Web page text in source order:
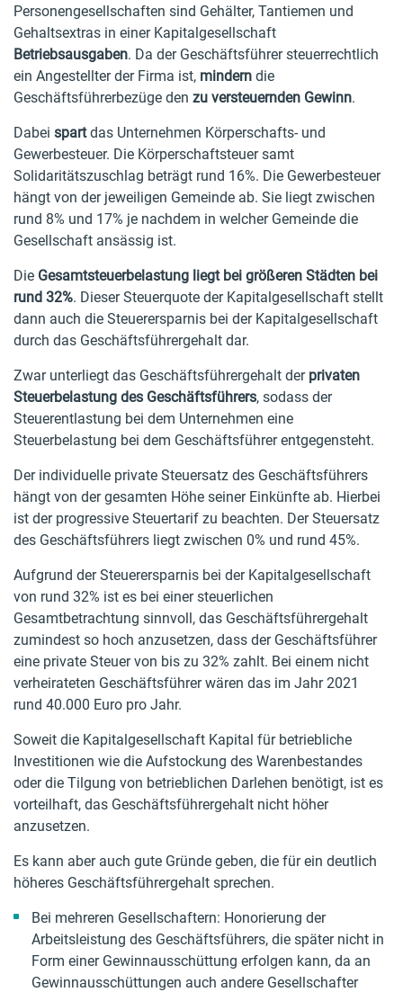
Personengesellschaften sind Gehälter, Tantiemen und
Gehaltsextras in einer Kapitalgesellschaft
Betriebsausgaben. Da der Geschäftsführer steuerrechtlich
ein Angestellter der Firma ist, mindern die
Geschäftsführerbezüge den zu versteuernden Gewinn.
Dabei spartdas Unternehmen Körperschafts- und
Gewerbesteuer. Die Körperschaftsteuer samt
Solidaritätszuschlag beträgt rund 16%. Die Gewerbesteuer
hängt von der jeweiligen Gemeinde ab. Sie liegt zwischen
rund 8% und 17% je nachdem in welcher Gemeinde die
Gesellschaft ansässig ist.
Die Gesamtsteuerbelastung liegt bei größeren Städten bei
rund 32%. Dieser Steuerquote der Kapitalgesellschaft stellt
dann auch die Steuerersparnis bei der Kapitalgesellschaft
durch das Geschäftsführergehalt dar.
Zwar unterliegt das Geschäftsführergehalt der privaten
Steuerbelastung des Geschäftsführers, sodass der
Steuerentlastung bei dem Unternehmen eine
Steuerbelastung bei dem Geschäftsführer entgegensteht.
Der individuelle private Steuersatz des Geschäftsführers
hängt von der gesamten Höhe seiner Einkünfte ab. Hierbei
ist der progressive Steuertarif zu beachten. Der Steuersatz
des Geschäftsführers liegt zwischen 0% und rund 45%.
Aufgrund der Steuerersparnis bei der Kapitalgesellschaft
von rund 32% ist es bei einer steuerlichen
Gesamtbetrachtung sinnvoll, das Geschäftsführergehalt
zumindest so hoch anzusetzen, dass der Geschäftsführer
eine private Steuer von bis zu 32% zahlt. Bei einem nicht
verheirateten Geschäftsführer wären das im Jahr 2021
rund 40.000 Euro pro Jahr.
Soweit die Kapitalgesellschaft Kapital für betriebliche
Investitionen wie die Aufstockung des Warenbestandes
oder die Tilgung von betrieblichen Darlehen benötigt, ist es
vorteilhaft, das Geschäftsführergehalt nicht höher
anzusetzen.
Es kann aber auch gute Gründe geben, die für ein deutlich
höheres Geschäftsführergehalt sprechen.
Bei mehreren Gesellschaftern: Honorierung der
Arbeitsleistung des Geschäftsführers, die später nicht in
Form einer Gewinnausschüttung erfolgen kann, da an
Gewinnausschüttungen auch andere Gesellschafter